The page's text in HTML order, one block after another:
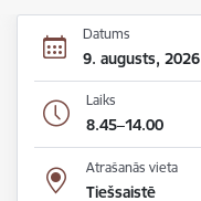
Datums
9. augusts, 2026
Laiks
8.45–14.00
Atrašanās vieta
Tiešsaistē